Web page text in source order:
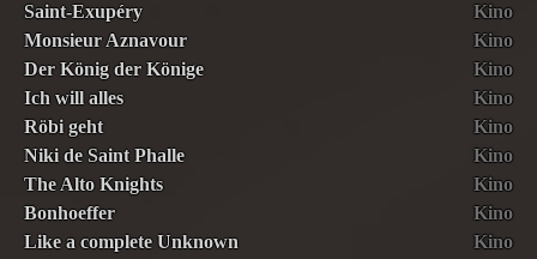
Saint-Exupéry
Kino
Monsieur Aznavour
Kino
Der König der Könige
Kino
Ich will alles
Kino
Röbi geht
Kino
Niki de Saint Phalle
Kino
The Alto Knights
Kino
Bonhoeffer
Kino
Like a complete Unknown
Kino